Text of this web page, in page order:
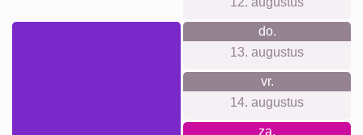
Onze beloften: geen account nodig en geen tracking of
nieuwsbrief, maximale privacy. Transparante prijzen
inclusief ophangsysteem. Premium materialen en
en profs. Veel formaten, van poster tot grote wanddecoratie.
Duurzaam en klimaatneutraal, met tevreden klanten in onze
reviews.